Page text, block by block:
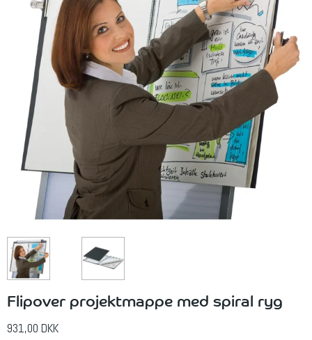
Flipover projektmappe med spiral ryg
931,00 DKK